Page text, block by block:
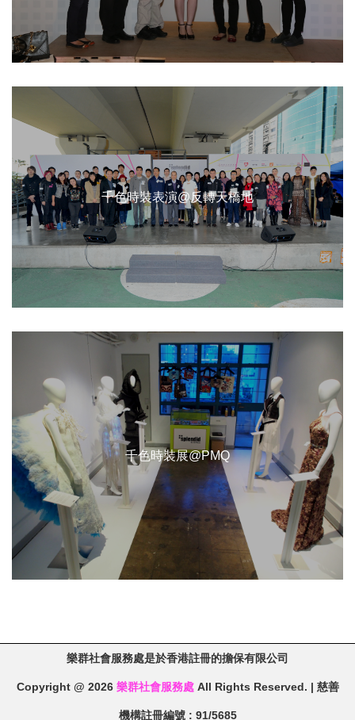
千色時裝表演@反轉天橋地
千色時裝展@PMQ
樂群社會服務處是於香港註冊的擔保有限公司
Copyright @ 2026 樂群社會服務處All Rights Reserved. | 慈善
機構註冊編號 : 91/5685